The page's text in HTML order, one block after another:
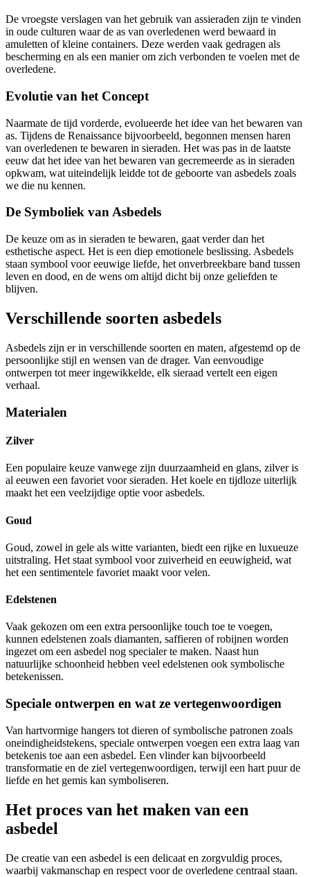
De vroegste verslagen van het gebruik van assieraden zijn te vinden
in oude culturen waar de as van overledenen werd bewaard in
amuletten of kleine containers. Deze werden vaak gedragen als
bescherming en als een manier om zich verbonden te voelen met de
overledene.
Evolutie van het Concept
Naarmate de tijd vorderde, evolueerde het idee van het bewaren van
as. Tijdens de Renaissance bijvoorbeeld, begonnen mensen haren
van overledenen te bewaren in sieraden. Het was pas in de laatste
eeuw dat het idee van het bewaren van gecremeerde as in sieraden
opkwam, wat uiteindelijk leidde tot de geboorte van asbedels zoals
we die nu kennen.
De Symboliek van Asbedels
De keuze om as in sieraden te bewaren, gaat verder dan het
esthetische aspect. Het is een diep emotionele beslissing. Asbedels
staan symbool voor eeuwige liefde, het onverbreekbare band tussen
leven en dood, en de wens om altijd dicht bij onze geliefden te
blijven.
Verschillende soorten asbedels
Asbedels zijn er in verschillende soorten en maten, afgestemd op de
persoonlijke stijl en wensen van de drager. Van eenvoudige
ontwerpen tot meer ingewikkelde, elk sieraad vertelt een eigen
verhaal.
Materialen
Zilver
Een populaire keuze vanwege zijn duurzaamheid en glans, zilver is
al eeuwen een favoriet voor sieraden. Het koele en tijdloze uiterlijk
maakt het een veelzijdige optie voor asbedels.
Goud
Goud, zowel in gele als witte varianten, biedt een rijke en luxueuze
uitstraling. Het staat symbool voor zuiverheid en eeuwigheid, wat
het een sentimentele favoriet maakt voor velen.
Edelstenen
Vaak gekozen om een extra persoonlijke touch toe te voegen,
kunnen edelstenen zoals diamanten, saffieren of robijnen worden
ingezet om een asbedel nog specialer te maken. Naast hun
natuurlijke schoonheid hebben veel edelstenen ook symbolische
betekenissen.
Speciale ontwerpen en wat ze vertegenwoordigen
Van hartvormige hangers tot dieren of symbolische patronen zoals
oneindigheidstekens, speciale ontwerpen voegen een extra laag van
betekenis toe aan een asbedel. Een vlinder kan bijvoorbeeld
transformatie en de ziel vertegenwoordigen, terwijl een hart puur de
liefde en het gemis kan symboliseren.
Het proces van het maken van een
asbedel
De creatie van een asbedel is een delicaat en zorgvuldig proces,
waarbij vakmanschap en respect voor de overledene centraal staan.